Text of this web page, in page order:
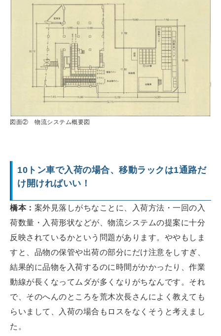
図面② 物流システム概要図
10トン車で入荷の場合、移動ラックは1通路だ
け開ければいい！
橋本： 案外見落しがちなことに、入荷方法・一回の入
荷数量・入荷形状などが、物流システムの提案に十分
反映されているかという問題があります。ややもしま
すと、品物の保管や出荷の部分にだけ注意をしすぎ、
結果的に品物を入荷するのに時間がかかったり、作業
動線が長くなってムダが多くなりがちなんです。それ
で、そのへんのところを荒木次長さんによく教えても
らいまして、入荷の場合もロスをなくそうと考えまし
た。